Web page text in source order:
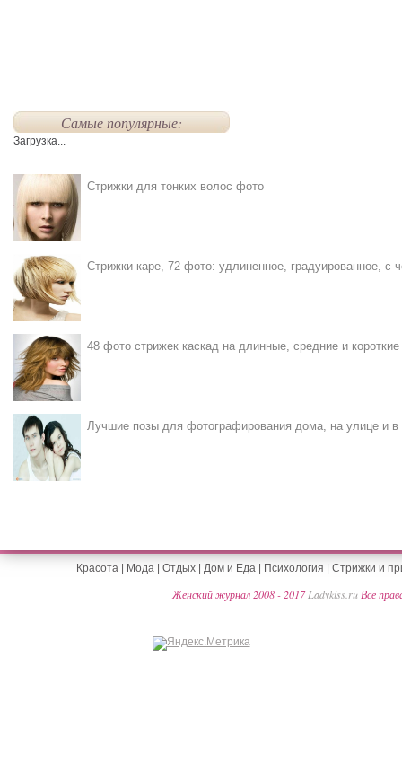
Самые популярные:
Загрузка...
Стрижки для тонких волос фото
Стрижки каре, 72 фото: удлиненное, градуированное, с
48 фото стрижек каскад на длинные, средние и
Лучшие позы для фотографирования дома, на улице и в
Красота| Мода| Отдых| Дом и Еда| Психология Стрижки и
Женский журнал 2008 - 2017Ladykiss.ru Все